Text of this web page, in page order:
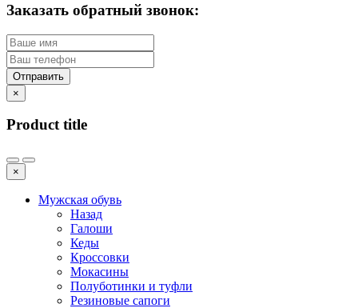
Заказать обратный звонок:
Отправить
×
Product title
×
Мужская обувь
Назад
Галоши
Кеды
Кроссовки
Мокасины
Полуботинки и туфли
Резиновые сапоги